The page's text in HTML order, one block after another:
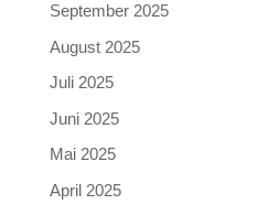
September 2025
August 2025
Juli 2025
Juni 2025
Mai 2025
April 2025